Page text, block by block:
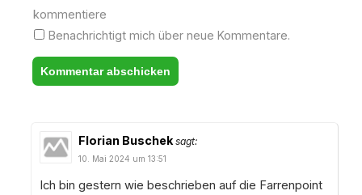
kommentiere
Benachrichtigt mich über neue Kommentare.
Florian Buschek sagt:
10. Mai 2024 um 13:51
Ich bin gestern wie beschrieben auf die Farrenpoint